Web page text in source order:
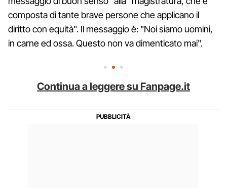
composta di tante brave persone che applicano il
diritto con equità". Il messaggio è: "Noi siamo uomini,
in carne ed ossa. Questo non va dimenticato mai".
Continua a leggere su Fanpage.it